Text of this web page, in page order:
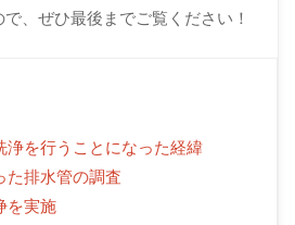
、ぜひ最後までご覧ください！
浄を行うことになった経緯
た排水管の調査
を実施